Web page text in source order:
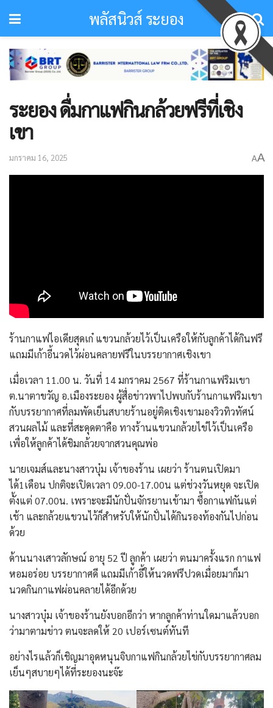
พลัสนิวส์ ระยอง
ระยอง ดื่มกาแฟกินกล้วยฟรีที่เชิง
เขา
มกราคม 16, 2025 AA
ร้านกาแฟไอเดียสุดเก๋ แขวนกล้วยไว้เป็นเครือให้กับลูกค้าได้กินฟรี
แถมมีเก้าอี้นวดไว้ผ่อนคลายฟรีในบรรยากาศเชิงเขา
เมื่อเวลา 11.00 น. วันที่ 14 มกราคม 2567 ที่ร้านกาแฟริมเขา
ต.นาตาขวัญ อ.เมืองระยอง ผู้สื่อข่าวพาไปพบกับร้านกาแฟริมเขา
กับบรรยากาศที่ลมพัดเย็นสบายร้านอยู่ติดเชิงเขามองวิวทิวทัศน์
สวนผลไม้ และที่สะดุดตาคือ ทางร้านแขวนกล้วยไข่ไว้เป็นเครือ
เพื่อให้ลูกค้าได้ชิมกล้วยจากสวนคุณพ่อ
นายเจมส์และนางสาวบุ๋ม เจ้าของร้าน เผยว่า ร้านตนเปิดมา
ได้1เดือน ปกติจะเปิดเวลา 09.00-17.00น แต่ช่วงวันหยุด จะเปิด
ตั้งแต่ 07.00น. เพราะจะมีนักปั่นจักรยานเข้ามา ซื้อกาแฟกันแต่
เช้า และกล้วยแขวนไว้ก็สำหรับให้นักปั่นได้กินรองท้องกันไปก่อน
ด้วย
ด้านนางเสาวลักษณ์ อายุ 52 ปี ลูกค้า เผยว่า ตนมาครั้งแรก กาแฟ
หอมอร่อย บรรยากาศดี แถมมีเก้าอี้ให้นวดฟรีปวดเมื่อยมาก็มา
นวดกินกาแฟผ่อนคลายได้อีกด้วย
นางสาวบุ๋ม เจ้าของร้านยังบอกอีกว่า หากลูกค้าท่านใดมาแล้วบอก
ว่ามาตามข่าว ตนจะลดให้ 20 เปอร์เซนต์ทันที
อย่างไรแล้วก็เชิญมาอุดหนุนจิบกาแฟกินกล้วยไข่กับบรรยากาศลม
เย็นๆสบายๆได้ที่ระยองนะจ๊ะ